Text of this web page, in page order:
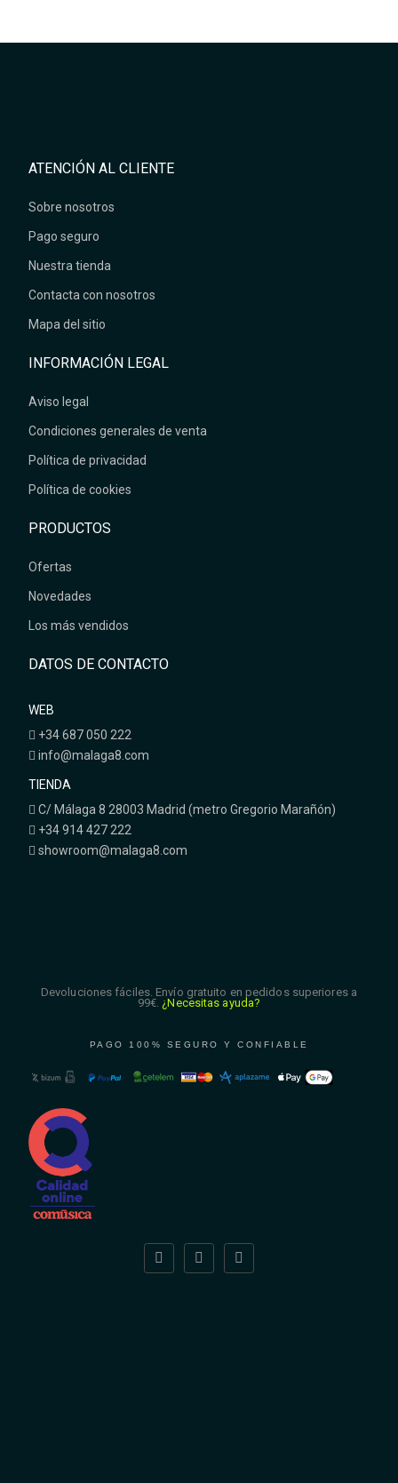
ATENCIÓN AL CLIENTE
Sobre nosotros
Pago seguro
Nuestra tienda
Contacta con nosotros
Mapa del sitio
INFORMACIÓN LEGAL
Aviso legal
Condiciones generales de venta
Política de privacidad
Política de cookies
PRODUCTOS
Ofertas
Novedades
Los más vendidos
DATOS DE CONTACTO
WEB
+34 687 050 222
info@malaga8.com
TIENDA
C/ Málaga 8 28003 Madrid (metro Gregorio Marañón)
+34 914 427 222
showroom@malaga8.com
Devoluciones fáciles. Envío gratuito en pedidos superiores a
99€. ¿Necesitas ayuda?
PAGO 100% SEGURO Y CONFIABLE